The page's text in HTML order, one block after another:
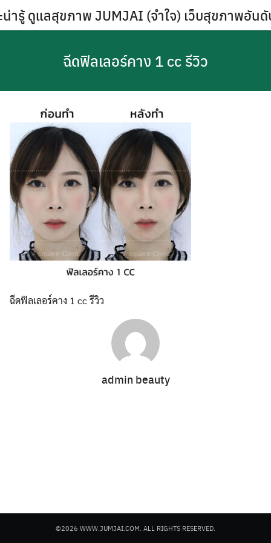
Skip
toน่ารู้ ดูแลสุขภาพ JUMJAI (จำใจ) เว็บสุขภาพอัน
ฉีดฟิลเลอร์คาง 1 cc รีวิว
ฉีดฟิลเลอร์คาง 1 cc รีวิว
admin beauty
©2026 WWW.JUMJAI.COM. ALL RIGHTS RESERVED.